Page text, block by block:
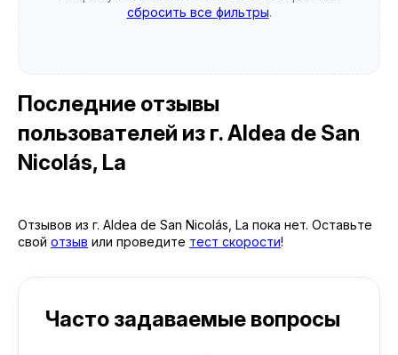
сбросить все фильтры.
Последние отзывы
пользователей из г. Aldea de San
Nicolás, La
Отзывов из г. Aldea de San Nicolás, La пока нет. Оставьте
свой отзыв или проведите тест скорости!
Часто задаваемые вопросы